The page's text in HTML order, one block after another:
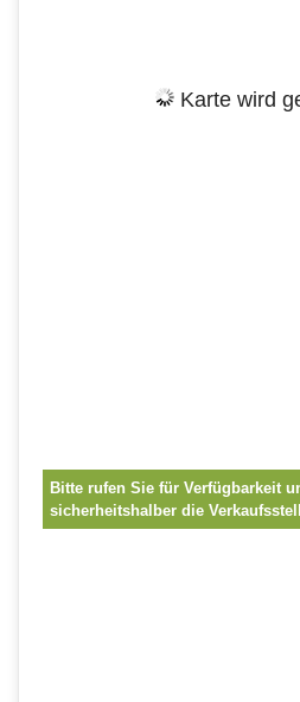
Karte wird
Bitte rufen Sie für Verfügbarkeit
sicherheitshalber die